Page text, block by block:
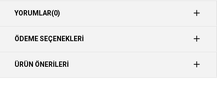
YORUMLAR(0)
ÖDEME SEÇENEKLERI
ÜRÜN ÖNERILERI